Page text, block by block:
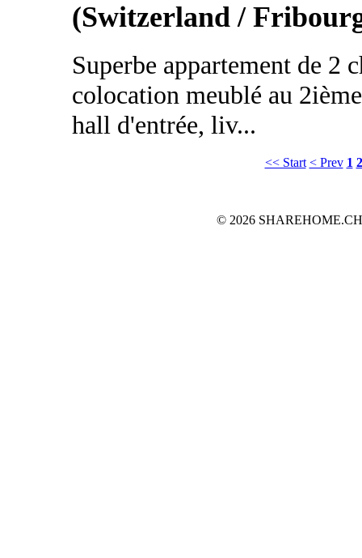
(Switzerland /
Superbe appartement de 2
colocation meublé au
hall d'entrée, liv...
<< Start < Prev 1 2
© 2026